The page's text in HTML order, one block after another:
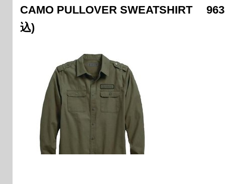
CAMO PULLOVER SWEATSHIRT
込)